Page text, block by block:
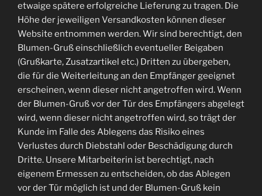
etwaige spätere erfolgreiche Lieferung zu tragen. Die
Höhe der jeweiligen Versandkosten können dieser
Website entnommen werden. Wir sind berechtigt, den
Blumen-Gruß einschließlich eventueller Beigaben
(Grußkarte, Zusatzartikel etc.) Dritten zu übergeben,
die für die Weiterleitung an den Empfänger geeignet
erscheinen, wenn dieser nicht angetroffen wird. Wenn
der Blumen-Gruß vor der Tür des Empfängers abgelegt
wird, wenn dieser nicht angetroffen wird, so trägt der
Kunde im Falle des Ablegens das Risiko eines
Verlustes durch Diebstahl oder Beschädigung durch
Dritte. Unsere Mitarbeiterin ist berechtigt, nach
eigenem Ermessen zu entscheiden, ob das Ablegen
vor der Tür möglich ist und der Blumen-Gruß kein